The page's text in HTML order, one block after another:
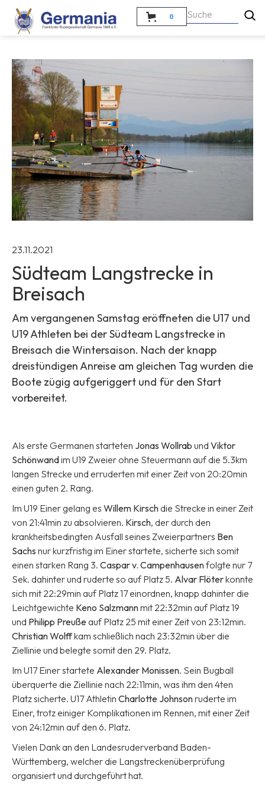
0
23.11.2021
Südteam Langstrecke in
Breisach
Am vergangenen Samstag eröffneten die U17 und
U19 Athleten bei der Südteam Langstrecke in
Breisach die Wintersaison. Nach der knapp
dreistündigen Anreise am gleichen Tag wurden die
Boote zügig aufgeriggert und für den Start
vorbereitet.
Als erste Germanen starteten Jonas Wollrab und Viktor
Schönwandim U19 Zweier ohne Steuermann auf die 5.3km
langen Strecke und erruderten mit einer Zeit von 20:20min
einen guten 2. Rang.
Im U19 Einer gelang es Willem Kirschdie Strecke in einer Zeit
von 21:41min zu absolvieren. Kirsch, der durch den
krankheitsbedingten Ausfall seines Zweierpartners Ben
Sachs nur kurzfristig im Einer startete, sicherte sich somit
einen starken Rang 3. Caspar v. Campenhausenfolgte nur 7
Sek. dahinter und ruderte so auf Platz 5. Alvar Flöterkonnte
sich mit 22:29min auf Platz 17 einordnen, knapp dahinter die
Leichtgewichte Keno Salzmannmit 22:32min auf Platz 19
und Philipp Preußeauf Platz 25 mit einer Zeit von 23:12min.
Christian Wolffkam schließlich nach 23:32min über die
Ziellinie und belegte somit den 29. Platz.
Im U17 Einer startete Alexander Monissen. Sein Bugball
überquerte die Ziellinie nach 22:11min, was ihm den 4ten
Platz sicherte. U17 Athletin Charlotte Johnsonruderte im
Einer, trotz einiger Komplikationen im Rennen, mit einer Zeit
von 24:12min auf den 6. Platz.
Vielen Dank an den Landesruderverband Baden-
Württemberg, welcher die Langstreckenüberprüfung
organisiert und durchgeführt hat.